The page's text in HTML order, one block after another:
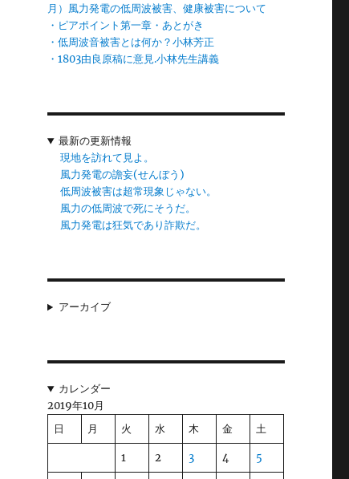
月）風力発電の低周波被害、健康被害について
・ピアポイント第一章・あとがき
・低周波音被害とは何か？小林芳正
・1803由良原稿に意見.小林先生講義
最新の更新情報
現地を訪れて見よ。
風力発電の譫妄(せんぼう)
低周波被害は超常現象じゃない。
風力の低周波で死にそうだ。
風力発電は狂気であり詐欺だ。
アーカイブ
カレンダー
2019年10月
日
月 火 水 木 金 土
1 2 3 4 5